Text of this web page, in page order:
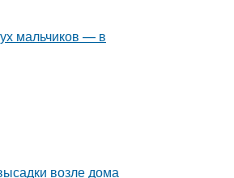
мальчиков — в
возле дома